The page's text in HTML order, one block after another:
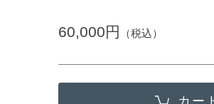
60,000円 （税込）